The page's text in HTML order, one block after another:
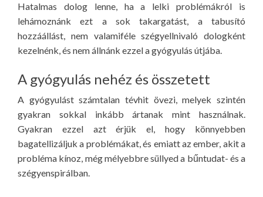
Hatalmas dolog lenne, ha a lelki problémákról is
lehámoznánk ezt a sok takargatást, a tabusító
hozzáállást, nem valamiféle szégyellnivaló dologként
kezelnénk, és nem állnánk ezzel a gyógyulás útjába.
A gyógyulás nehéz és összetett
A gyógyulást számtalan tévhit övezi, melyek szintén
gyakran sokkal inkább ártanak mint használnak.
Gyakran ezzel azt érjük el, hogy könnyebben
bagatellizáljuk a problémákat, és emiatt az ember, akit a
probléma kínoz, még mélyebbre süllyed a bűntudat- és a
szégyenspirálban.